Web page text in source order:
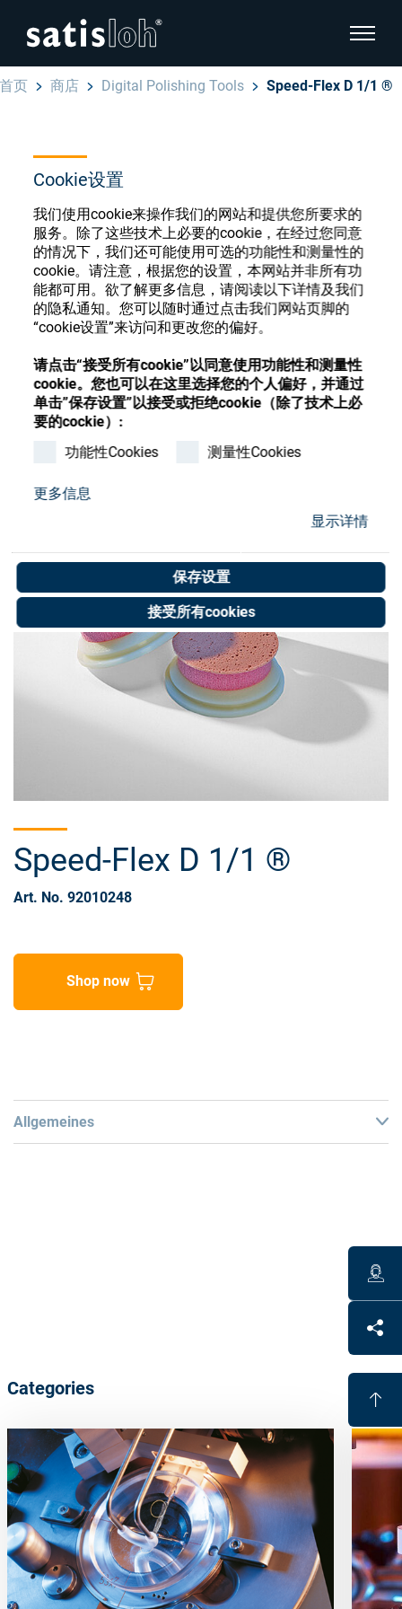
Cookie设置
我们使用cookie来操作我们的网站和提供您所要求的
服务。除了这些技术上必要的cookie，在经过您同意
的情况下，我们还可能使用可选的功能性和测量性的
cookie。请注意，根据您的设置，本网站并非所有功
能都可用。欲了解更多信息，请阅读以下详情及我们
的隐私通知。您可以随时通过点击我们网站页脚的
“cookie设置”来访问和更改您的偏好。
请点击“接受所有cookie”以同意使用功能性和测量性
cookie。您也可以在这里选择您的个人偏好，并通过
单击”保存设置”以接受或拒绝cookie（除了技术上必
要的cockie）:
功能性Cookies
测量性Cookies
更多信息
显示详情
保存设置
接受所有cookies
显示页
汉语
眼镜光学
精密光学
我们是谁
加入我们
联系我们
Store
隐藏页面导航
English
Deutsch
Español
Français
首页 商店 Digital Polishing Tools Speed-Flex D 1/1 ®
眼镜光学耗材商店
注册或登录以访问您的帐户，并了解我们的各
种眼镜光学耗材
注册 登录
Speed-Flex D 1/1 ®
Art. No. 92010248
Shop now
Allgemeines
Eliminates hard lap tools
Reduces handling, because fewer tools are needed for
large working range
Short polish times through high stock removal rates;
process times nearly inde- pendent of cylinder and/or
add powers
Highly versatile: polishes all lens formats (toric,
Categories